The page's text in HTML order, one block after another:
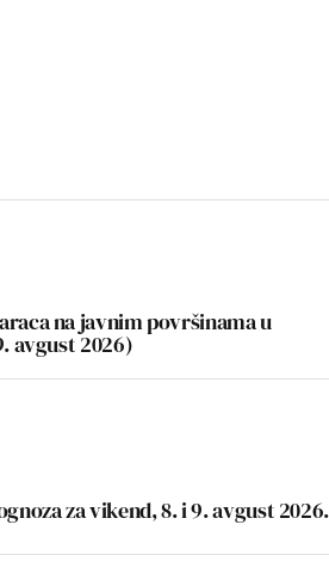
na javnim površinama u
avgust 2026)
za vikend, 8. i 9. avgust 2026.